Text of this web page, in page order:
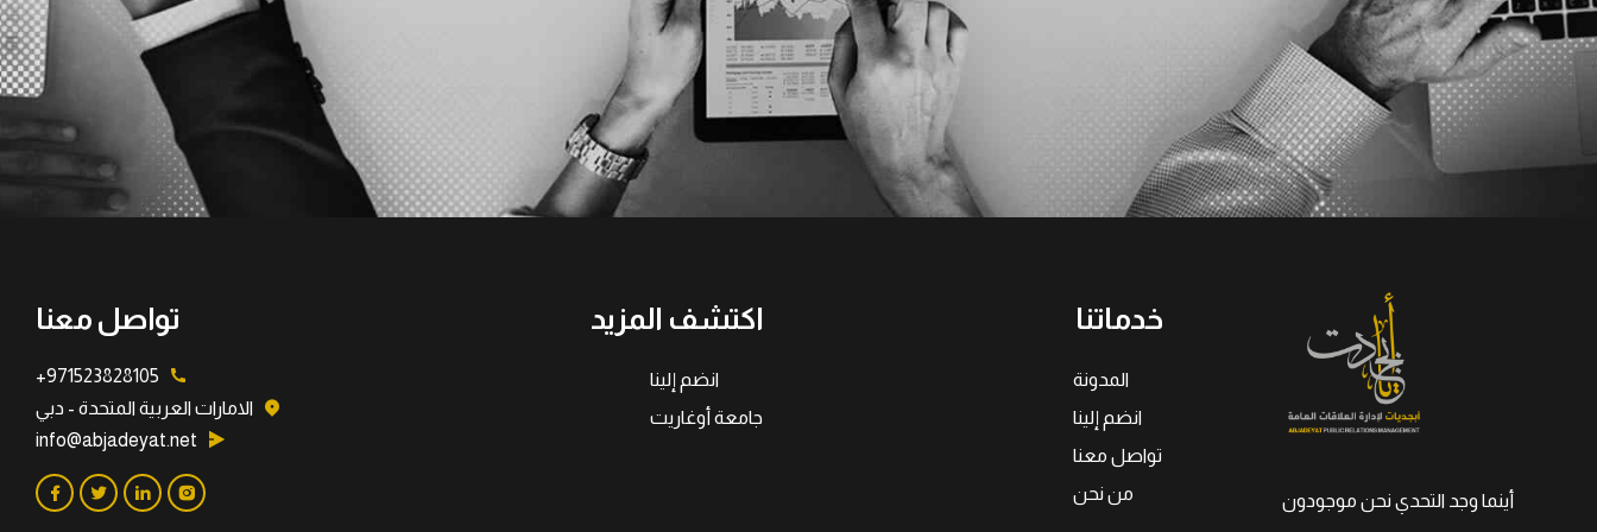
أينما وجد التحدي نحن موجودون
خدماتنا
المدونة
انضم إلينا
تواصل معنا
من نحن
اكتشف المزيد
انضم إلينا
جامعة أوغاريت
تواصل معنا
971523828105+
الامارات العربية المتحدة - دبي
info@abjadeyat.net